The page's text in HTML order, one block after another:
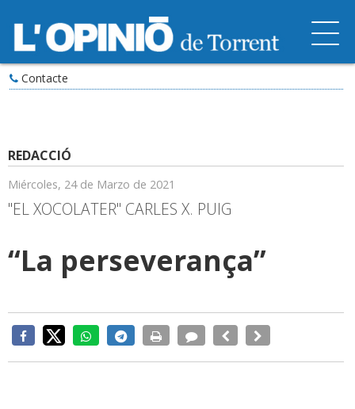
Contacte
REDACCIÓ
Miércoles, 24 de Marzo de 2021
"EL XOCOLATER" CARLES X. PUIG
“La perseverança”